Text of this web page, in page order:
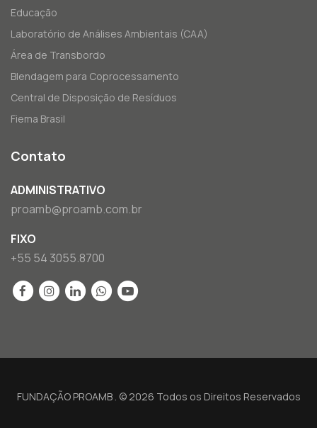
Educação
Laboratório de Análises Ambientais (CAA)
Área de Transbordo
Blendagem para Coprocessamento
Central de Disposição de Resíduos
Fiema Brasil
Contato
ADMINISTRATIVO
proamb@proamb.com.br
FIXO
+55 54 3055.8700
FUNDAÇÃO PROAMB . © 2026 Todos os Direitos Reservados